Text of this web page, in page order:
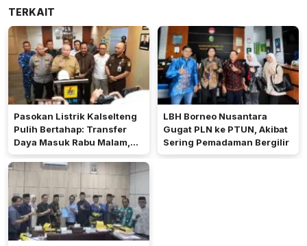
TERKAIT
Pasokan Listrik Kalselteng
Pulih Bertahap: Transfer
Daya Masuk Rabu Malam,
PLTU Asam-Asam Rampung
25 Agustus
LBH Borneo Nusantara
Gugat PLN ke PTUN, Akibat
Sering Pemadaman Bergilir